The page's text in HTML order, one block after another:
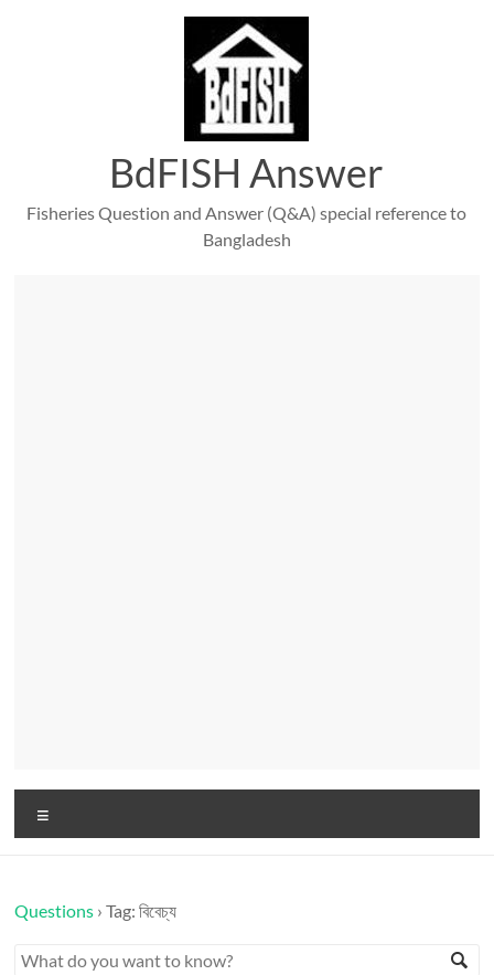
BdFISH Answer
Fisheries Question and Answer (Q&A) special reference to
Bangladesh
Questions ›Tag: বিবেচ্য